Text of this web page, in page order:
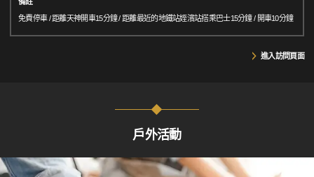
免費停車 / 距離天神開車15分鐘 / 距離最近的地鐵站姪濱站搭乘巴士15分鐘 / 開車10分鐘
進入訪問頁面
戶外活動